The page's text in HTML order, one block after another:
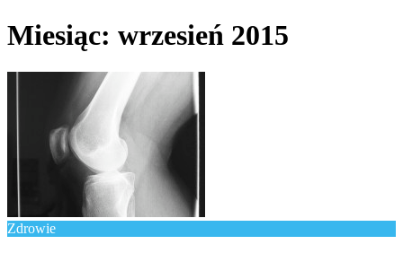
Miesiąc: wrzesień 2015
Zdrowie